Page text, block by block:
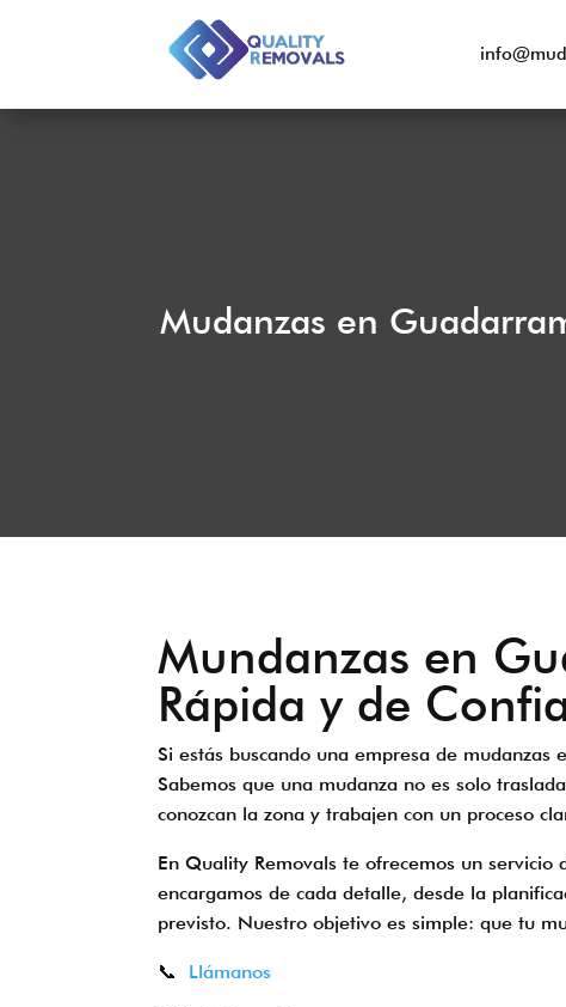
Mudanzas en
Mundanzas en
Rápida y de
Si estás buscando una empresa de
Sabemos que una mudanza no es solo
conozcan la zona y trabajen con un proceso
En Quality Removals te ofrecemos un
encargamos de cada detalle, desde la
previsto. Nuestro objetivo es simple: que tu
📞 Llámanos